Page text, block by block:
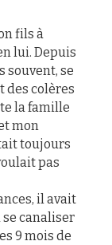
fils à
lui. Depuis
souvent, se
des colères
la famille
mon
toujours
pas
il avait
canaliser
9 mois de